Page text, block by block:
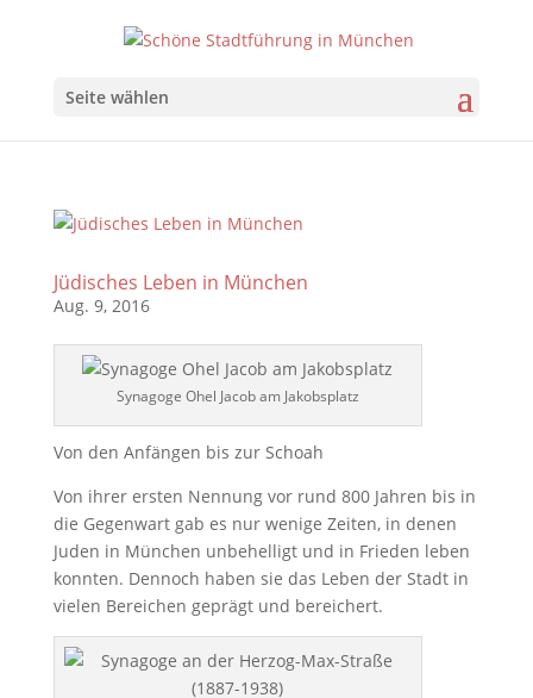
Seite wählen
Jüdisches Leben in München
Aug. 9, 2016
Synagoge Ohel Jacob am Jakobsplatz
Von den Anfängen bis zur Schoah
Von ihrer ersten Nennung vor rund 800 Jahren bis in
die Gegenwart gab es nur wenige Zeiten, in denen
Juden in München unbehelligt und in Frieden leben
konnten. Dennoch haben sie das Leben der Stadt in
vielen Bereichen geprägt und bereichert.